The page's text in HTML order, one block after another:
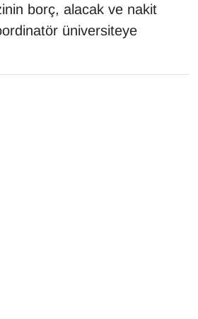
borç, alacak ve nakit
üniversiteye